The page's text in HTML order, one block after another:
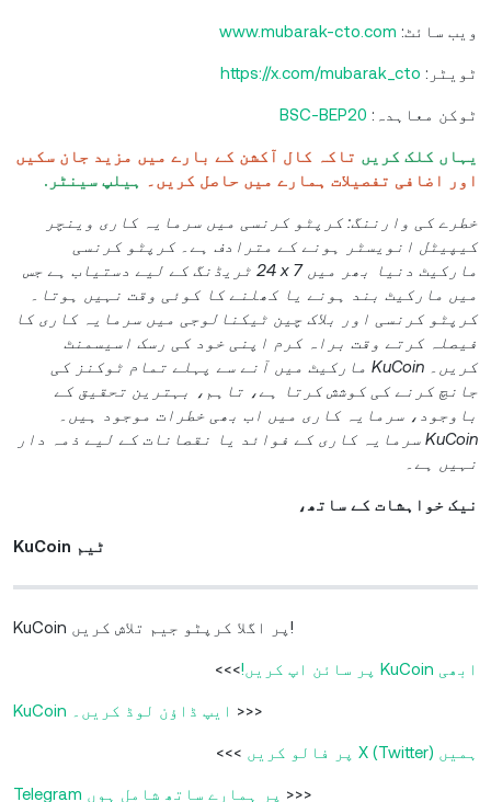
ویب سائٹ: www.mubarak-cto.com
ٹویٹر: https://x.com/mubarak_cto
ٹوکن معاہدہ: BSC-BEP20
یہاں کلک کریں تاکہ کال آکشن کے بارے میں مزید جان سکیں
اور اضافی تفصیلات ہمارے میں حاصل کریں۔
ہیلپ سینٹر.
خطرے کی وارننگ: کرپٹو کرنسی میں سرمایہ کاری وینچر
کیپیٹل انویسٹر ہونے کے مترادف ہے۔ کرپٹو کرنسی
مارکیٹ دنیا بھر میں ‎24 x 7 ٹریڈنگ کے لیے دستیاب ہے جس
میں مارکیٹ بند ہونے یا کھلنے کا کوئی وقت نہیں ہوتا۔
کرپٹو کرنسی اور بلاک چین ٹیکنالوجی میں سرمایہ کاری کا
فیصلہ کرتے وقت براہ کرم اپنی خود کی رسک اسیسمنٹ
کریں۔ KuCoin مارکیٹ میں آنے سے پہلے تمام ٹوکنز کی
جانچ کرنے کی کوشش کرتا ہے، تاہم، بہترین تحقیق کے
باوجود، سرمایہ کاری میں اب بھی خطرات موجود ہیں۔
KuCoin سرمایہ کاری کے فوائد یا نقصانات کے لیے ذمہ دار
نہیں ہے۔
نیک خواہشات کے ساتھ،
KuCoin ٹیم
KuCoin پر اگلا کرپٹو جیم تلاش کریں!
ابھی KuCoin پر سائن اپ کریں! >>>
KuCoin ایپ ڈاؤن لوڈ کریں۔ >>>
ہمیں X (Twitter)‏ پر فالو کریں >>>
Telegram پر ہمارے ساتھ شامل ہوں >>>